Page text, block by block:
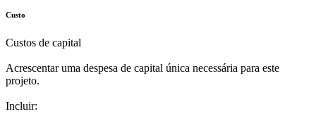
Custo
Custos de capital
Acrescentar uma despesa de capital única necessária para este
projeto.
Incluir: